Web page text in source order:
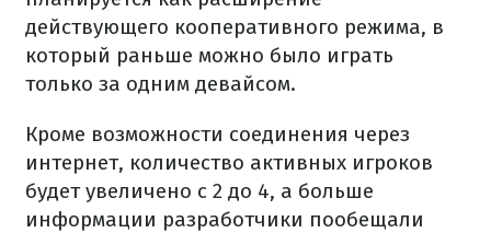
действующего кооперативного режима, в
который раньше можно было играть
только за одним девайсом.
Кроме возможности соединения через
интернет, количество активных игроков
будет увеличено с 2 до 4, а больше
информации разработчики пообещали